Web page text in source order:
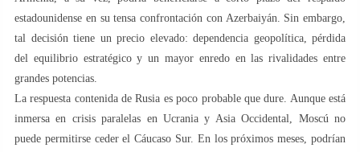
estadounidense en su tensa confrontación con Azerbaiyán. Sin embargo,
tal decisión tiene un precio elevado: dependencia geopolítica, pérdida
del equilibrio estratégico y un mayor enredo en las rivalidades entre
grandes potencias.
La respuesta contenida de Rusia es poco probable que dure. Aunque está
inmersa en crisis paralelas en Ucrania y Asia Occidental, Moscú no
puede permitirse ceder el Cáucaso Sur. En los próximos meses, podrían